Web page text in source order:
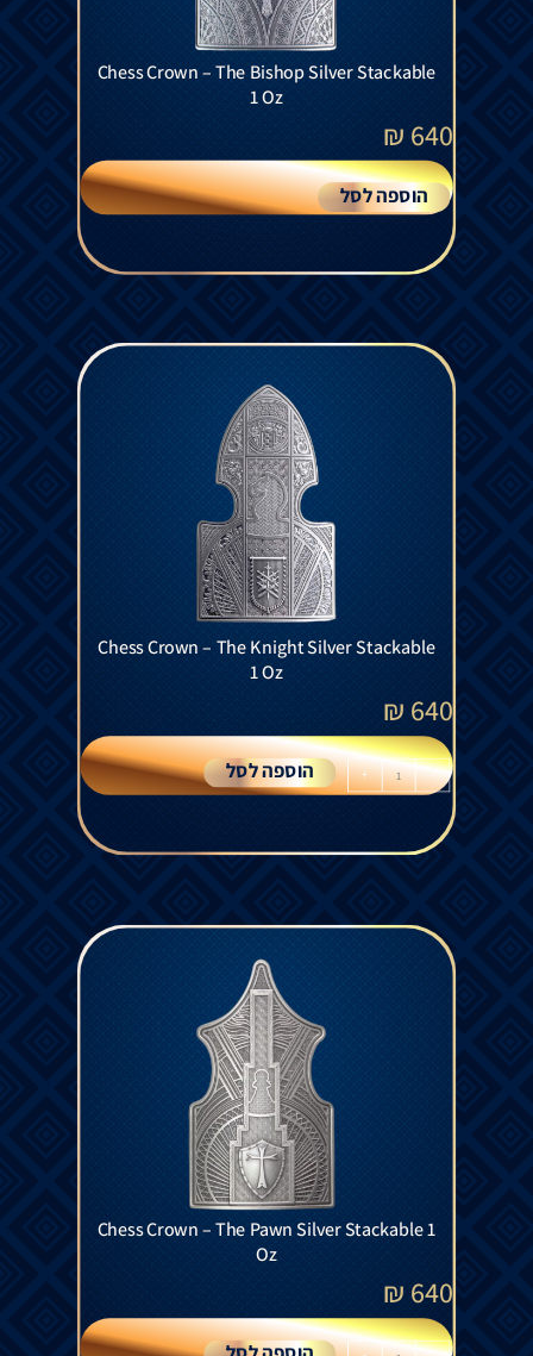
Chess Crown – The Bishop Silver Stackable
1 Oz
640
₪
הוספה לסל
Chess Crown – The Knight Silver Stackable
1 Oz
640
₪
-
+ הוספה לסל
Chess Crown – The Pawn Silver Stackable 1
Oz
640
₪